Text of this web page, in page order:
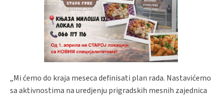
„Mi ćemo do kraja meseca definisati plan rada. Nastavićemo
sa aktivnostima na uredjenju prigradskih mesnih zajednica